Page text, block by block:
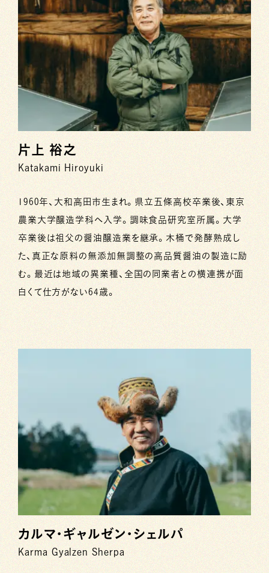
片上 裕之
Katakami Hiroyuki
1960年、大和高田市生まれ。県立五條高校卒業後、東京
農業大学醸造学科へ入学。調味食品研究室所属。大学
卒業後は祖父の醤油醸造業を継承。木桶で発酵熟成し
た、真正な原料の無添加無調整の高品質醤油の製造に励
む。最近は地域の異業種、全国の同業者との横連携が面
白くて仕方がない64歳。
カルマ・ギャルゼン・シェルパ
Karma Gyalzen Sherpa